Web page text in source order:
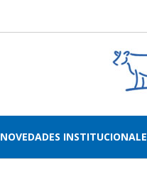
NOVEDADES